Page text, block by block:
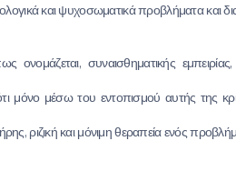
και ψυχοσωματικά προβλήματα και
ονομάζεται, συναισθηματικής
μέσω του εντοπισμού αυτής της
ριζική και μόνιμη θεραπεία ενός